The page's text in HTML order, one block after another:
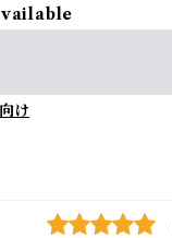
け